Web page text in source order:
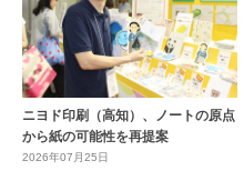
ニヨド印刷（高知）、ノートの原点
から紙の可能性を再提案
2026年07月25日